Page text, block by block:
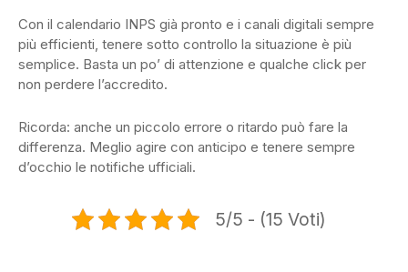
Con il calendario INPS già pronto e i canali digitali sempre
più efficienti, tenere sotto controllo la situazione è più
semplice. Basta un po’ di attenzione e qualche click per
non perdere l’accredito.
Ricorda: anche un piccolo errore o ritardo può fare la
differenza. Meglio agire con anticipo e tenere sempre
d’occhio le notifiche ufficiali.
5/5 - (15 Voti)